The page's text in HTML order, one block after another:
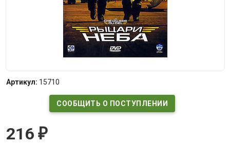
Артикул: 15710
СООБЩИТЬ О ПОСТУПЛЕНИИ
216 ₽